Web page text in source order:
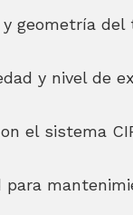
y geometría
y nivel de
el sistema
para